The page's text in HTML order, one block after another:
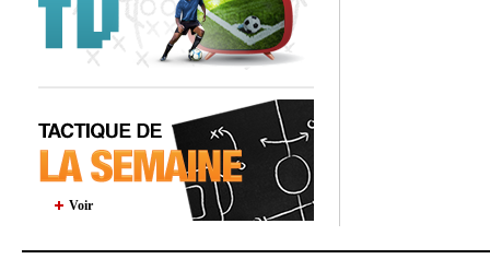
Voir